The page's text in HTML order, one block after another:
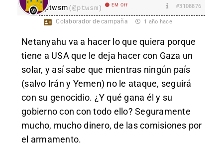
ptwsm(@ptwsm) EM Off #3108876
Colaborador de campaña 1 año hace
Netanyahu va a hacer lo que quiera porque
tiene a USA que le deja hacer con Gaza un
solar, y así sabe que mientras ningún país
(salvo Irán y Yemen) no le ataque, seguirá
con su genocidio. ¿Y qué gana él y su
gobierno con con todo ello? Seguramente
mucho, mucho dinero, de las comisiones por
el armamento.